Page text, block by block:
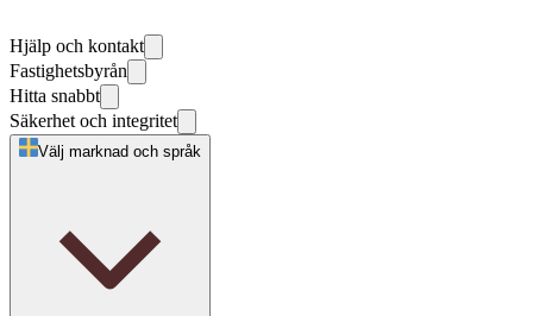
Hjälp och kontakt
Fastighetsbyrån
Hitta snabbt
Säkerhet och integritet
Välj marknad och språk